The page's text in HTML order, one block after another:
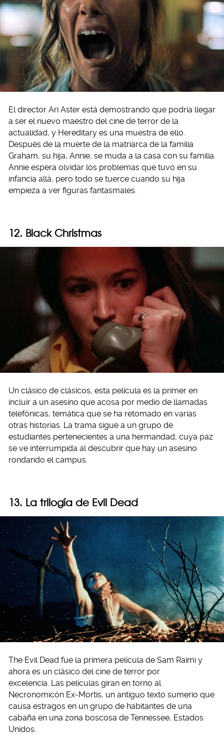
El director Ari Aster está demostrando que podría llegar
a ser el nuevo maestro del cine de terror de la
actualidad, y Hereditary es una muestra de ello.
Después de la muerte de la matriarca de la familia
Graham, su hija, Annie, se muda a la casa con su familia.
Annie espera olvidar los problemas que tuvo en su
infancia allá, pero todo se tuerce cuando su hija
empieza a ver figuras fantasmales.
12. Black Christmas
Un clásico de clásicos, esta película es la primer en
incluir a un asesino que acosa por medio de llamadas
telefónicas, temática que se ha retomado en varias
otras historias. La trama sigue a un grupo de
estudiantes pertenecientes a una hermandad, cuya paz
se ve interrumpida al descubrir que hay un asesino
rondando el campus.
13. La trilogía de Evil Dead
The Evil Dead fue la primera película de Sam Raimi y
ahora es un clásico del cine de terror por
excelencia. Las películas giran en torno al
Necronomicón Ex-Mortis, un antiguo texto sumerio que
causa estragos en un grupo de habitantes de una
cabaña en una zona boscosa de Tennessee, Estados
Unidos.